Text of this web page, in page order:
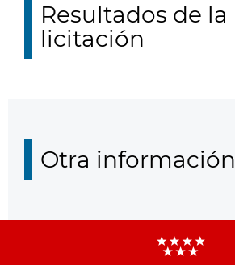
Resultados de la
licitación
Otra información